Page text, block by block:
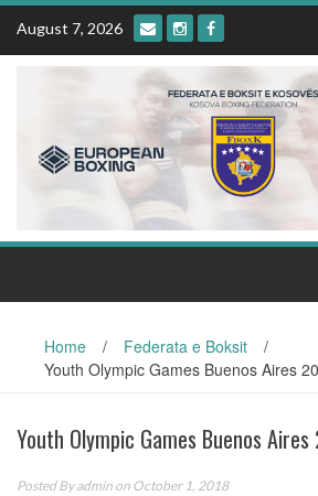
Skip
content
August 7, 2026
Home / Federata e Boksit
/
Youth Olympic Games Buenos Aires
Youth Olympic Games Buenos Aires
Posted Byadmin on October 1, 2018